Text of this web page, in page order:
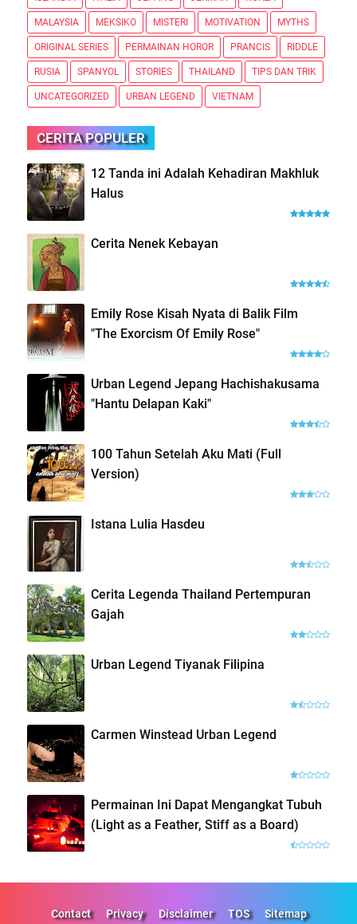
MALAYSIA MEKSIKO MISTERI MOTIVATION MYTHS
ORIGINAL SERIES PERMAINAN HOROR PRANCIS RIDDLE
RUSIA SPANYOL STORIES THAILAND TIPS DAN TRIK
UNCATEGORIZED URBAN LEGEND VIETNAM
CERITA POPULER
12 Tanda ini Adalah Kehadiran Makhluk
Halus
Cerita Nenek Kebayan
Emily Rose Kisah Nyata di Balik Film
"The Exorcism Of Emily Rose"
Urban Legend Jepang Hachishakusama
"Hantu Delapan Kaki"
100 Tahun Setelah Aku Mati (Full
Version)
Istana Lulia Hasdeu
Cerita Legenda Thailand Pertempuran
Gajah
Urban Legend Tiyanak Filipina
Carmen Winstead Urban Legend
Permainan Ini Dapat Mengangkat Tubuh
(Light as a Feather, Stiff as a Board)
Contact Privacy Disclaimer TOS Sitemap